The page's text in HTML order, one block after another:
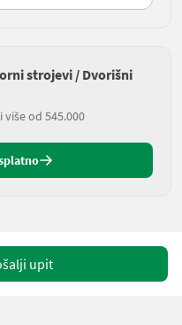
strojevi / Dvorišni
od 545.000
upit